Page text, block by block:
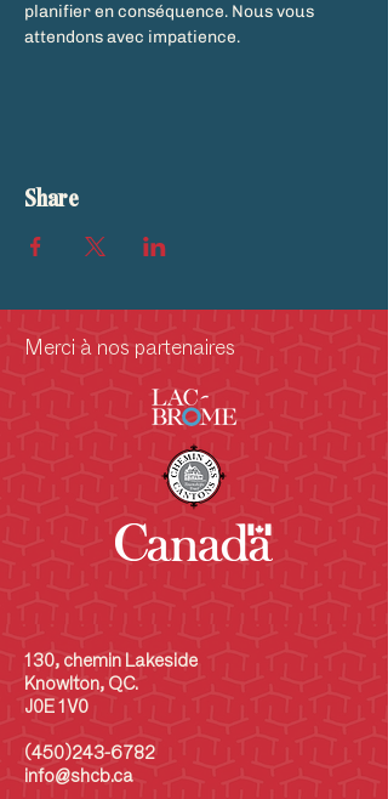
planifier en conséquence. Nous vous
attendons avec impatience.
Share
Merci à nos partenaires
130, chemin Lakeside
Knowlton, QC.
J0E 1V0
(450)243-6782
info@shcb.ca